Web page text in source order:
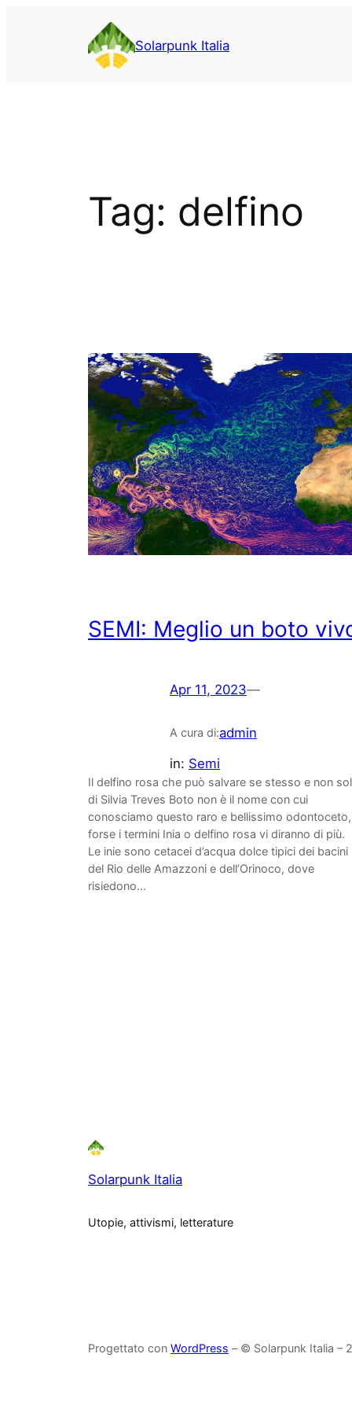
Solarpunk Italia
Tag: delfino
SEMI: Meglio un boto
Apr 11, 2023—
A cura di:admin
in: Semi
Il delfino rosa che può salvare se stesso e non
di Silvia Treves Boto non è il nome con cui
conosciamo questo raro e bellissimo odontoceto,
forse i termini Inia o delfino rosa vi diranno di più.
Le inie sono cetacei d’acqua dolce tipici dei bacini
del Rio delle Amazzoni e dell’Orinoco, dove
risiedono…
Solarpunk Italia
Utopie, attivismi, letterature
Progettato con WordPress – © Solarpunk Italia –